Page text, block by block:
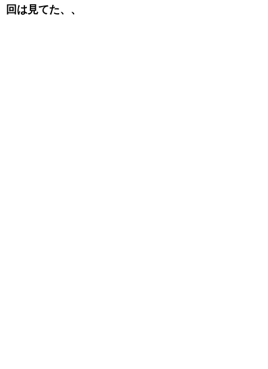
回は見てた、、